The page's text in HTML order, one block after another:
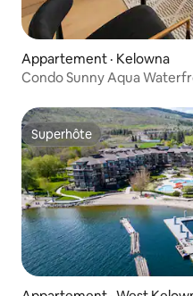
Appartement · Kelowna
Condo Sunny Aqua
Superhôte
Superhôte